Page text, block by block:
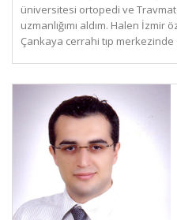
üniversitesi ortopedi ve
uzmanlığımı aldım. Halen
Çankaya cerrahi tıp merkezinde